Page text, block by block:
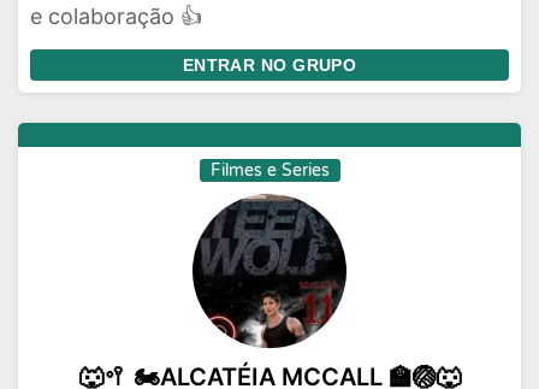
e colaboração 👍
ENTRAR NO GRUPO
Filmes e Series
🐺🥍 🏍️ALCATÉIA MCCALL 🏫🏐🐺